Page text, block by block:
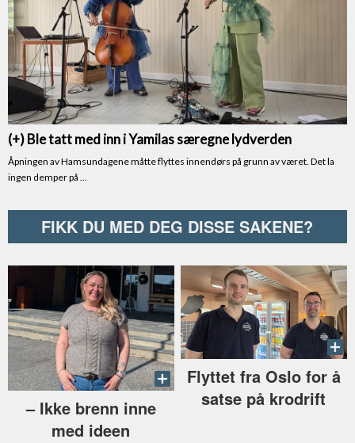
FIKK DU MED DEG DISSE SAKENE?
–⁠ Ikke brenn inne
med ideen
Flyttet fra Oslo for å
satse på krodrift